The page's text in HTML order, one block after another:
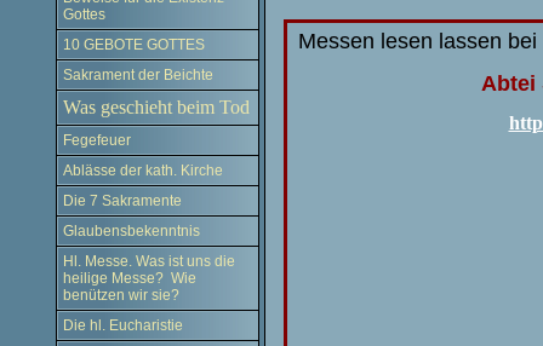
Gottes
10 GEBOTE GOTTES
Sakrament der Beichte
Was geschieht beim Tod
Fegefeuer
Ablässe der kath. Kirche
Die 7 Sakramente
Glaubensbekenntnis
Hl. Messe. Was ist uns die
heilige Messe? Wie
benützen wir sie?
Die hl. Eucharistie
Messen lesen lassen bei
Abtei